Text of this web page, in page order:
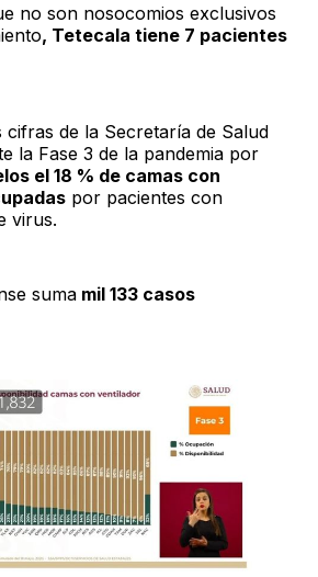
no son nosocomios exclusivos
, Tetecala tiene 7 pacientes
de la Secretaría de Salud
la Fase 3 de la pandemia por
el 18 % de camas con
por pacientes con
virus.
suma mil 133 casos